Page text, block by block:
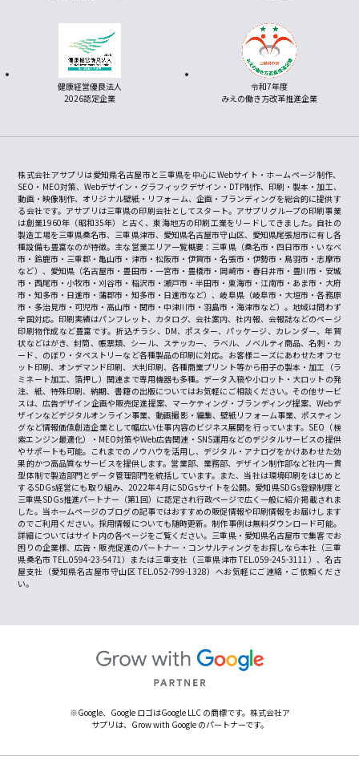
健康経営優良法人
2026認定企業
令和7年度
みえの働き方改革推進企業
株式会社アサプリは愛知県名古屋市と三重県を中心にWebサイト・ホームページ制作、
SEO・MEO対策、Webデザイン・グラフィックデザイン・DTP制作、印刷・製本・加工、
動画・映像制作、オリジナル壁紙・リフォーム、企画・ブランディングを総合的に提供す
る会社です。アサプリは三重県の印刷会社としてスタート。アサプリグループの印刷事業
は創業1960年（昭和35年）と古く、東海地方の印刷工業をリードしてきました。自社の
製造工場を三重県桑名市、三重県津市、愛知県名古屋市守山区、愛知県尾張旭市に有し各
種設備も豊富なのが特徴。主な営業エリア一覧概要：三重県（桑名市・四日市市・いなべ
市・鈴鹿市・三重郡・亀山市・津市・松阪市・伊賀市・名張市・伊勢市・鳥羽市・志摩市
など）、愛知県（名古屋市・豊田市・一宮市・豊橋市・岡崎市・春日井市・豊川市・安城
市・西尾市・小牧市・刈谷市・稲沢市・瀬戸市・半田市・東海市・江南市・あま市・大府
市・知多市・日進市・蒲郡市・知多市・日進市など）、岐阜県（岐阜市・大垣市・各務原
市・多治見市・可児市・高山市・関市・中津川市・羽島市・海津市など）。地域は問わず
全国対応。印刷実績はパンフレット、カタログ、会社案内、社内報、会報誌などのページ
印刷物作成など豊富です。折込チラシ、DM、ポスター、パッケージ、カレンダー、年賀
状などはがき、封筒、帳票類、シール、ステッカー、ラベル、ノベルティ商品、名刺・カ
ード、のぼり・タペストリーなど各種製品の印刷に対応。お客様ニーズにあわせたオフセ
ット印刷、オンデマンド印刷、大判印刷、各種商業プリント等から冊子の製本・加工（ラ
ミネート加工、箔押し）関連まで専用機器も多種。データ入稿や小ロット・大ロットの発
注、紙、特殊印刷、納期、書籍の出版についてはお気軽にご相談ください。その他サービ
スは、広告デザイン企画や販売促進提案、マーケティング・ブランディング提案、Webデ
ザインなどデジタルオンライン事業、動画撮影・編集、壁紙リフォーム事業、ポスティン
グなど情報価値創造企業として幅広い仕事内容のビジネス展開を行っています。SEO（検
索エンジン最適化）・MEO対策やWeb広告関連・SNS運用などのデジタルサービスの提供
やサポートも可能。これまでのノウハウを活用し、デジタル・アナログをかけあわせた効
果的かつ高品質なサービスを提供します。営業部、業務部、デザイン制作部など社内一貫
型体制で製造部門とデータ管理部門を統括しています。また、当社は環境印刷をはじめと
するSDGs経営にも取り組み、2022年4月にSDGsサイトを公開。愛知県SDGs登録制度と
三重県SDGs推進パートナー（第1回）に認定され行政ページで広く一般に紹介掲載されま
した。当ホームページのブログの記事ではおすすめの販促情報や印刷情報をお届けします
のでご利用ください。採用情報についても随時更新。制作事例は無料ダウンロード可能。
詳細についてはサイト内の各ページをご覧ください。三重県・愛知県名古屋市で集客でお
困りの企業様、広告・販売促進のパートナー・コンサルティングをお探しなら本社（三重
県桑名市 TEL.0594-23-5471）または三重支社（三重県津市 TEL.059-245-3111）、名古
屋支社（愛知県名古屋市守山区 TEL.052-799-1328）へお気軽にご連絡・ご依頼くださ
い。
※Google、Google ロゴはGoogle LLC の商標です。株式会社ア
サプリは、Grow with Google のパートナーです。